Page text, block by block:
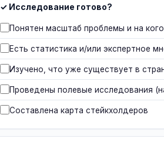
✓ Исследование готово?
Понятен масштаб проблемы и на
Есть статистика и/или экспертное
Изучено, что уже существует в
Проведены полевые исследования
Составлена карта стейкхолдеров